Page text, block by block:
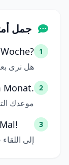
جمل
1
هل نرى
2
Monat.
موعدك
3
إلى